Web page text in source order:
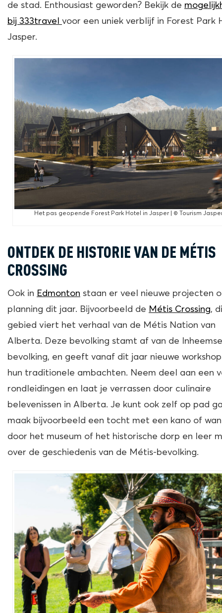
de stad. Enthousiast geworden? Bekijk de
bij 333travel voor een uniek verblijf in Forest Park
Jasper.
Het pas geopende Forest Park Hotel in Jasper | © Tourism
ONTDEK DE HISTORIE VAN DE MÉTIS
CROSSING
Ook in Edmonton staan er veel nieuwe projecten
planning dit jaar. Bijvoorbeeld de Métis Crossing,
gebied viert het verhaal van de Métis Nation van
Alberta. Deze bevolking stamt af van de Inheemse
bevolking, en geeft vanaf dit jaar nieuwe
hun traditionele ambachten. Neem deel aan een
rondleidingen en laat je verrassen door culinaire
belevenissen in Alberta. Je kunt ook zelf op pad
maak bijvoorbeeld een tocht met een kano of
door het museum of het historische dorp en leer
over de geschiedenis van de Métis-bevolking.